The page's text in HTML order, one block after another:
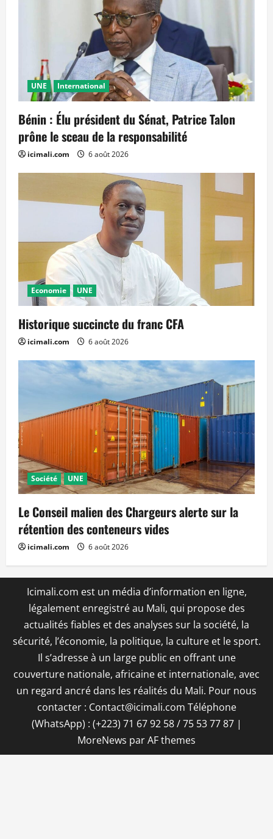
UNE International
Bénin : Élu président du Sénat, Patrice Talon
prône le sceau de la responsabilité
icimali.com 6 août 2026
Economie UNE
Historique succincte du franc CFA
icimali.com 6 août 2026
Société UNE
Le Conseil malien des Chargeurs alerte sur la
rétention des conteneurs vides
icimali.com 6 août 2026
Icimali.com est un média d’information en ligne,
légalement enregistré au Mali, qui propose des
actualités fiables et des analyses sur la société, la
sécurité, l’économie, la politique, la culture et le sport.
Il s’adresse à un large public en offrant une
couverture nationale, africaine et internationale, avec
un regard ancré dans les réalités du Mali. Pour nous
contacter : Contact@icimali.com Téléphone
(WhatsApp) : (+223) 71 67 92 58 / 75 53 77 87 |
MoreNews par AF themes